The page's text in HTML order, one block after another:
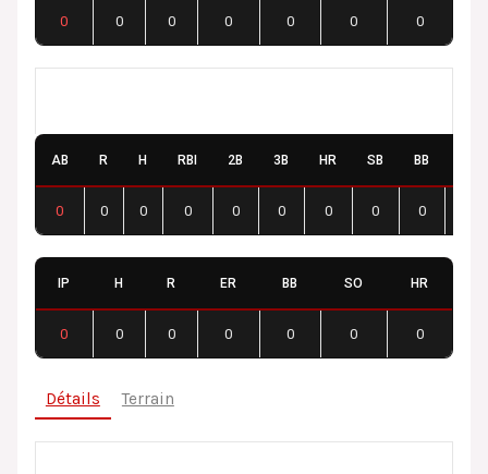
0 0 0 0 0 0 0
AB R H RBI 2B 3B HR SB BB
0 0 0 0 0 0 0 0 0
IP H R ER BB SO HR
0 0 0 0 0 0 0
Détails Terrain